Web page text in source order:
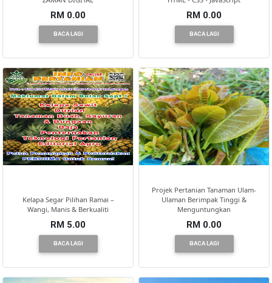
RM 0.00
BACA LAGI
RM 0.00
BACA LAGI
Kelapa Segar Pilihan Ramai –
Wangi, Manis & Berkualiti
RM 5.00
BACA LAGI
Projek Pertanian Tanaman Ulam-
Ulaman Berimpak Tinggi &
Menguntungkan
RM 0.00
BACA LAGI